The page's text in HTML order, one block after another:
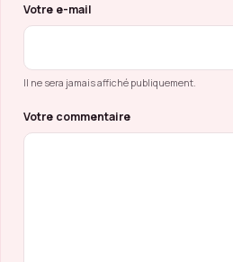
Votre e-mail
Il ne sera jamais affiché publiquement.
Votre commentaire